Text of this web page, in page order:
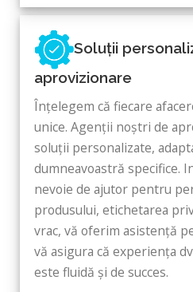
Soluții
aprovizionare
Înțelegem că fiecare
unice. Agenții noștri de
soluții personalizate,
dumneavoastră specifice.
nevoie de ajutor pentru
produsului, etichetarea
vrac, vă oferim asistență
vă asigura că experiența
este fluidă și de succes.